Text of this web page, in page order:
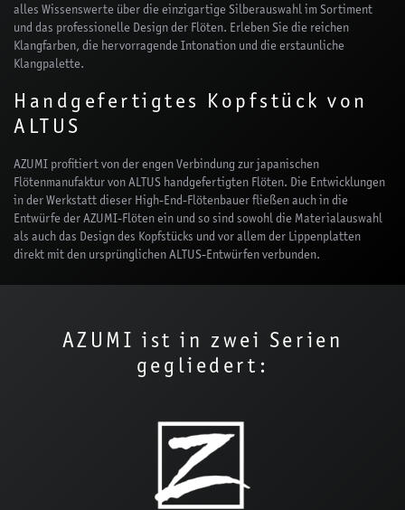
alles Wissenswerte über die einzigartige Silberauswahl im Sortiment
und das professionelle Design der Flöten. Erleben Sie die reichen
Klangfarben, die hervorragende Intonation und die erstaunliche
Klangpalette.
Handgefertigtes Kopfstück von
ALTUS
AZUMI profitiert von der engen Verbindung zur japanischen
Flötenmanufaktur von ALTUS handgefertigten Flöten. Die Entwicklungen
in der Werkstatt dieser High-End-Flötenbauer fließen auch in die
Entwürfe der AZUMI-Flöten ein und so sind sowohl die Materialauswahl
als auch das Design des Kopfstücks und vor allem der Lippenplatten
direkt mit den ursprünglichen ALTUS-Entwürfen verbunden.
AZUMI ist in zwei Serien
gegliedert: